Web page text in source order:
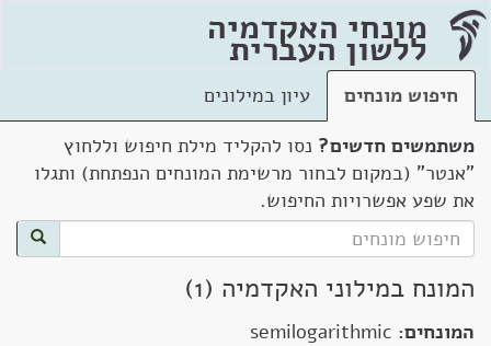
מונחי האקדמיה
ללשון העברית
חיפוש מונחים
עיון במילונים
משתמשים חדשים? נסו להקליד מילת חיפוש וללחוץ
"אנטר" (במקום לבחור מרשימת המונחים הנפתחת) ותגלו
את שפע אפשרויות החיפוש.
המונח במילוני האקדמיה (1)
המונחים: semilogarithmic